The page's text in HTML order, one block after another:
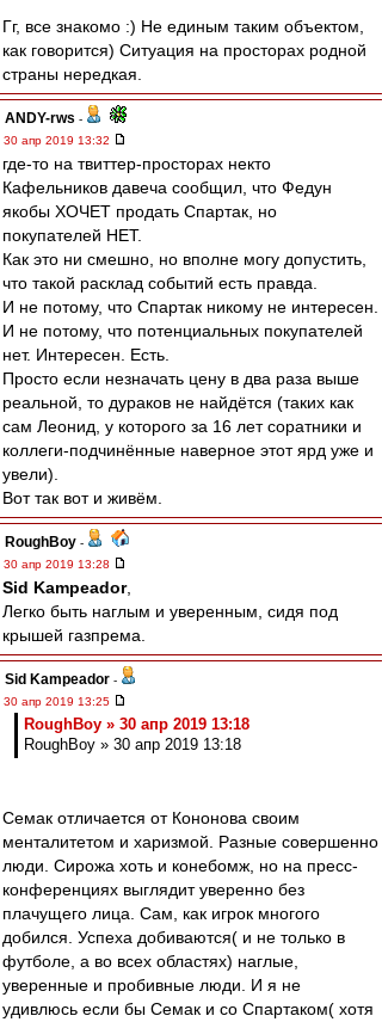
Гг, все знакомо :) Не единым таким объектом,
как говорится) Ситуация на просторах родной
страны нередкая.
ANDY-rws -
30 апр 2019 13:32
где-то на твиттер-просторах некто
Кафельников давеча сообщил, что Федун
якобы ХОЧЕТ продать Спартак, но
покупателей НЕТ.
Как это ни смешно, но вполне могу допустить,
что такой расклад событий есть правда.
И не потому, что Спартак никому не интересен.
И не потому, что потенциальных покупателей
нет. Интересен. Есть.
Просто если незначать цену в два раза выше
реальной, то дураков не найдётся (таких как
сам Леонид, у которого за 16 лет соратники и
коллеги-подчинённые наверное этот ярд уже и
увели).
Вот так вот и живём.
RoughBoy -
30 апр 2019 13:28
Sid Kampeador,
Легко быть наглым и уверенным, сидя под
крышей газпрема.
Sid Kampeador -
30 апр 2019 13:25
RoughBoy » 30 апр 2019 13:18
RoughBoy » 30 апр 2019 13:18
Семак отличается от Кононова своим
менталитетом и харизмой. Разные совершенно
люди. Сирожа хоть и конебомж, но на пресс-
конференциях выглядит уверенно без
плачущего лица. Сам, как игрок многого
добился. Успеха добиваются( и не только в
футболе, а во всех областях) наглые,
уверенные и пробивные люди. И я не
удивлюсь если бы Семак и со Спартаком( хотя